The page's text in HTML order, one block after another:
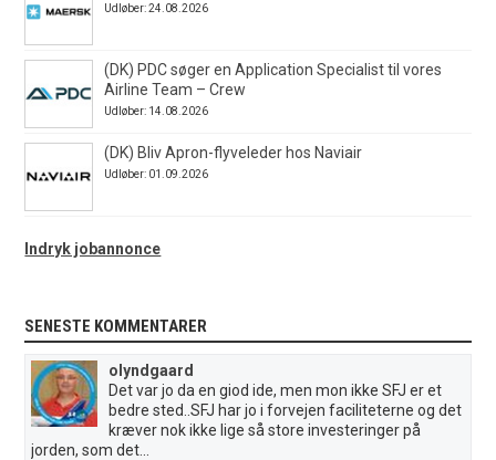
Udløber: 24.08.2026
(DK) PDC søger en Application Specialist til vores
Airline Team – Crew
Udløber: 14.08.2026
(DK) Bliv Apron-flyveleder hos Naviair
Udløber: 01.09.2026
Indryk jobannonce
SENESTE KOMMENTARER
olyndgaard
Det var jo da en giod ide, men mon ikke SFJ er et
bedre sted..SFJ har jo i forvejen faciliteterne og det
kræver nok ikke lige så store investeringer på
jorden, som det...